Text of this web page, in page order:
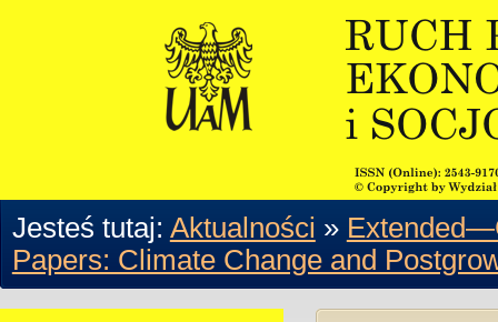
Jesteś tutaj: Aktualności »
Papers: Climate Change and